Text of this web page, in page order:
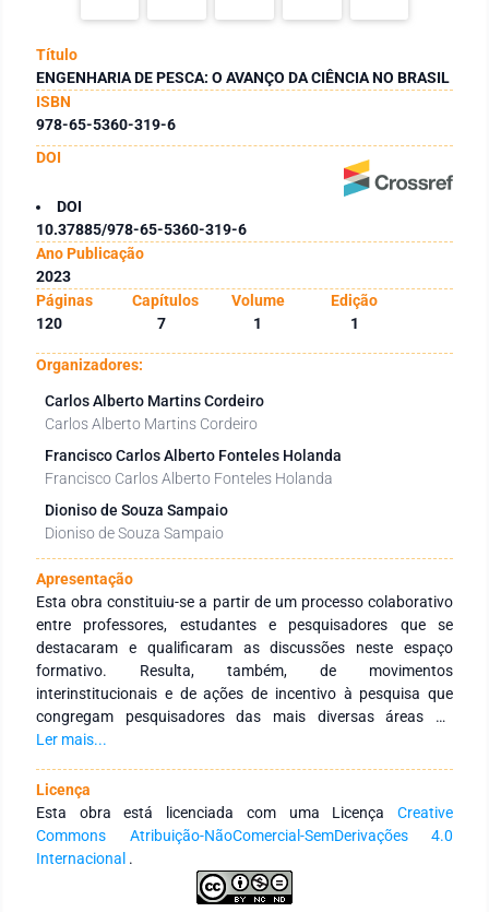
Título
ENGENHARIA DE PESCA: O AVANÇO DA CIÊNCIA NO BRASIL
ISBN
978-65-5360-319-6
DOI
DOI
10.37885/978-65-5360-319-6
Ano Publicação
2023
Páginas
Capítulos Volume
Edição
120
7 1 1
Organizadores:
Carlos Alberto Martins Cordeiro
Carlos Alberto Martins Cordeiro
Francisco Carlos Alberto Fonteles Holanda
Francisco Carlos Alberto Fonteles Holanda
Dioniso de Souza Sampaio
Dioniso de Souza Sampaio
Apresentação
Esta obra constituiu-se a partir de um processo colaborativo
entre professores, estudantes e pesquisadores que se
destacaram e qualificaram as discussões neste espaço
formativo. Resulta, também, de movimentos
interinstitucionais e de ações de incentivo à pesquisa que
congregam pesquisadores das mais diversas áreas do
conhecimento e de diferentes Instituições de Educação
internacional. Tem como objetivo integrar ações
interinstitucionais nacionais e internacionais com redes de
pesquisa que tenham a finalidade de fomentar a formação
continuada dos profissionais da educação, por meio da
produção e socialização de conhecimentos das diversas
áreas do Saberes. Agradecemos aos autores pelo empenho,
Ler mais...
Licença
Esta obra está licenciada com uma Licença Creative
Commons Atribuição-NãoComercial-SemDerivações 4.0
Internacional .